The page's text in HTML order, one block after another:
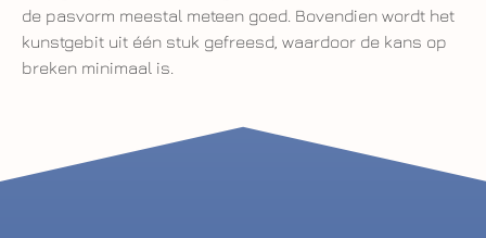
de pasvorm meestal meteen goed. Bovendien wordt het
kunstgebit uit één stuk gefreesd, waardoor de kans op
breken minimaal is.